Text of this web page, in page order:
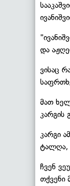
და
ვისაც
მათ
კარგის
კარგი
ტალღა,
ჩვენ
თქვენი